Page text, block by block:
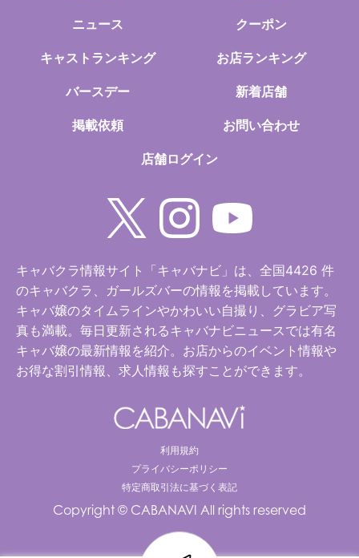
ニュース クーポン
キャストランキング お店ランキング
バースデー 新着店舗
掲載依頼 お問い合わせ
店舗ログイン
キャバクラ情報サイト「キャバナビ」は、全国4426 件
のキャバクラ、ガールズバーの情報を掲載しています。
キャバ嬢のタイムラインやかわいい自撮り、グラビア写
真も満載。毎日更新されるキャバナビニュースでは有名
キャバ嬢の最新情報を紹介。お店からのイベント情報や
お得な割引情報、求人情報も探すことができます。
利用規約
プライバシーポリシー
特定商取引法に基づく表記
Copyright © CABANAVI All rights reserved